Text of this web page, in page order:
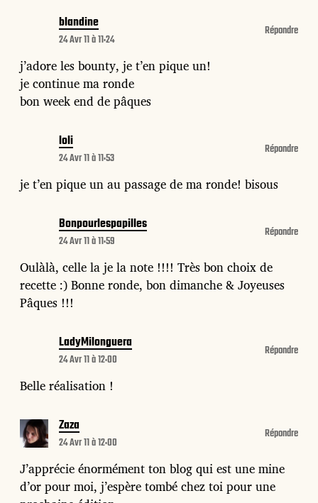
blandine
24 Avr 11 à 11:24
j’adore les bounty, je t’en pique un!
je continue ma ronde
bon week end de pâques
Répondre
loli
24 Avr 11 à 11:53
je t’en pique un au passage de ma ronde! bisous
Répondre
Bonpourlespapilles
24 Avr 11 à 11:59
Oulàlà, celle la je la note !!!! Très bon choix de
recette :) Bonne ronde, bon dimanche & Joyeuses
Pâques !!!
Répondre
LadyMilonguera
24 Avr 11 à 12:00
Belle réalisation !
Répondre
Zaza
24 Avr 11 à 12:00
J’apprécie énormément ton blog qui est une mine
d’or pour moi, j’espère tombé chez toi pour une
Répondre